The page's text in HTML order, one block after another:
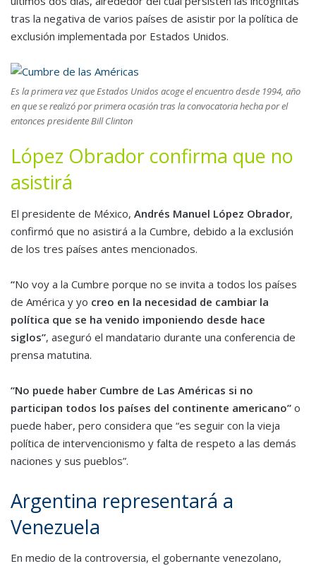
tras la negativa de varios países de asistir por la política de
exclusión implementada por Estados Unidos.
Es la primera vez que Estados Unidos acoge el encuentro desde 1994, año
en que se realizó por primera ocasión tras la convocatoria hecha por el
entonces presidente Bill Clinton
López Obrador confirma que no
asistirá
El presidente de México, Andrés Manuel López Obrador,
confirmó que no asistirá a la Cumbre, debido a la exclusión
de los tres países antes mencionados.
“No voy a la Cumbre porque no se invita a todos los países
de América y yo creo en la necesidad de cambiar la
política que se ha venido imponiendo desde hace
siglos”, aseguró el mandatario durante una conferencia de
prensa matutina.
“No puede haber Cumbre de Las Américas si no
participan todos los países del continente americano” o
puede haber, pero considera que “es seguir con la vieja
política de intervencionismo y falta de respeto a las demás
naciones y sus pueblos”.
Argentina representará a
Venezuela
En medio de la controversia, el gobernante venezolano,